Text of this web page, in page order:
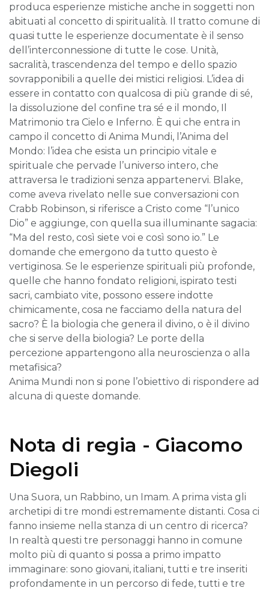
produca esperienze mistiche anche in soggetti non
abituati al concetto di spiritualità. Il tratto comune di
quasi tutte le esperienze documentate è il senso
dell’interconnessione di tutte le cose. Unità,
sacralità, trascendenza del tempo e dello spazio
sovrapponibili a quelle dei mistici religiosi. L’idea di
essere in contatto con qualcosa di più grande di sé,
la dissoluzione del confine tra sé e il mondo, Il
Matrimonio tra Cielo e Inferno. È qui che entra in
campo il concetto di Anima Mundi, l’Anima del
Mondo: l’idea che esista un principio vitale e
spirituale che pervade l’universo intero, che
attraversa le tradizioni senza appartenervi. Blake,
come aveva rivelato nelle sue conversazioni con
Crabb Robinson, si riferisce a Cristo come “l’unico
Dio” e aggiunge, con quella sua illuminante sagacia:
“Ma del resto, così siete voi e così sono io.” Le
domande che emergono da tutto questo è
vertiginosa. Se le esperienze spirituali più profonde,
quelle che hanno fondato religioni, ispirato testi
sacri, cambiato vite, possono essere indotte
chimicamente, cosa ne facciamo della natura del
sacro? È la biologia che genera il divino, o è il divino
che si serve della biologia? Le porte della
percezione appartengono alla neuroscienza o alla
metafisica?
Anima Mundi non si pone l’obiettivo di rispondere ad
alcuna di queste domande.
Nota di regia - Giacomo
Diegoli
Una Suora, un Rabbino, un Imam. A prima vista gli
archetipi di tre mondi estremamente distanti. Cosa ci
fanno insieme nella stanza di un centro di ricerca?
In realtà questi tre personaggi hanno in comune
molto più di quanto si possa a primo impatto
immaginare: sono giovani, italiani, tutti e tre inseriti
profondamente in un percorso di fede, tutti e tre